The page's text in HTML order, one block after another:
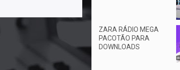
ZARA RÁDIO MEGA
PACOTÃO PARA
DOWNLOADS